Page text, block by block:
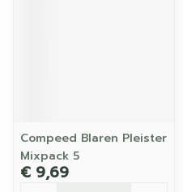
Compeed Blaren Pleister
Mixpack 5
€ 9,69